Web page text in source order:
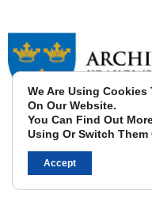
We Are Using Cookies
On Our Website.
You Can Find Out
Using Or Switch Them
Accept